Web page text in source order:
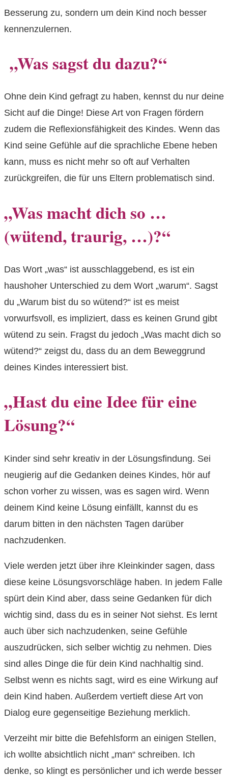
Besserung zu, sondern um dein Kind noch besser
kennenzulernen.
„Was sagst du dazu?“
Ohne dein Kind gefragt zu haben, kennst du nur deine
Sicht auf die Dinge! Diese Art von Fragen fördern
zudem die Reflexionsfähigkeit des Kindes. Wenn das
Kind seine Gefühle auf die sprachliche Ebene heben
kann, muss es nicht mehr so oft auf Verhalten
zurückgreifen, die für uns Eltern problematisch sind.
„Was macht dich so …
(wütend, traurig, …)?“
Das Wort „was“ ist ausschlaggebend, es ist ein
haushoher Unterschied zu dem Wort „warum“. Sagst
du „Warum bist du so wütend?“ ist es meist
vorwurfsvoll, es impliziert, dass es keinen Grund gibt
wütend zu sein. Fragst du jedoch „Was macht dich so
wütend?“ zeigst du, dass du an dem Beweggrund
deines Kindes interessiert bist.
„Hast du eine Idee für eine
Lösung?“
Kinder sind sehr kreativ in der Lösungsfindung. Sei
neugierig auf die Gedanken deines Kindes, hör auf
schon vorher zu wissen, was es sagen wird. Wenn
deinem Kind keine Lösung einfällt, kannst du es
darum bitten in den nächsten Tagen darüber
nachzudenken.
Viele werden jetzt über ihre Kleinkinder sagen, dass
diese keine Lösungsvorschläge haben. In jedem Falle
spürt dein Kind aber, dass seine Gedanken für dich
wichtig sind, dass du es in seiner Not siehst. Es lernt
auch über sich nachzudenken, seine Gefühle
auszudrücken, sich selber wichtig zu nehmen. Dies
sind alles Dinge die für dein Kind nachhaltig sind.
Selbst wenn es nichts sagt, wird es eine Wirkung auf
dein Kind haben. Außerdem vertieft diese Art von
Dialog eure gegenseitige Beziehung merklich.
Verzeiht mir bitte die Befehlsform an einigen Stellen,
ich wollte absichtlich nicht „man“ schreiben. Ich
denke, so klingt es persönlicher und ich werde besser